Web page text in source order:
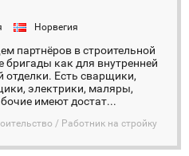
Норвегия
партнёров в строительной
как для внутренней
отделки. Есть сварщики,
электрики, маляры,
имеют достат...
/ Работник на стройку